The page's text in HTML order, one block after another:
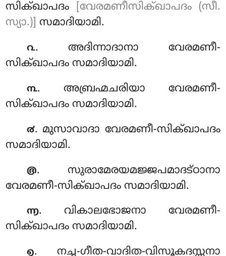
സിക്ഖാപദം
[വേരമണീസിക്ഖാപദം (സീ.
സ്യാ.)] സമാദിയാമി.
൨. അദിന്നാദാനാ വേരമണീ-
സിക്ഖാപദം സമാദിയാമി.
൩. അബ്രഹ്മചരിയാ വേരമണീ-
സിക്ഖാപദം സമാദിയാമി.
൪. മുസാവാദാ വേരമണീ-സിക്ഖാപദം
സമാദിയാമി.
൫. സുരാമേരയമജ്ജപമാദട്ഠാനാ
വേരമണീ-സിക്ഖാപദം സമാദിയാമി.
൬. വികാലഭോജനാ വേരമണീ-
സിക്ഖാപദം സമാദിയാമി.
൭. നച്ച-ഗീത-വാദിത-വിസൂകദസ്സനാ